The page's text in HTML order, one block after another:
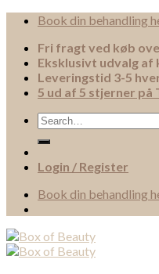
Skip
content
Book din behandling
Fri fragt ved køb
Eksklusivt udvalg
Leveringstid 3-5
5 ud af 5 stjerner
Search
for:
Login / Register
Book din behandling